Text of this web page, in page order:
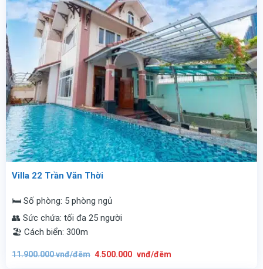
Villa 22 Trần Văn Thời
🛏️ Số phòng: 5 phòng ngủ
👥 Sức chứa: tối đa 25 người
🏖️ Cách biển: 300m
11.900.000vnđ/đêm gốc
4.500.000 vnđ/đêm